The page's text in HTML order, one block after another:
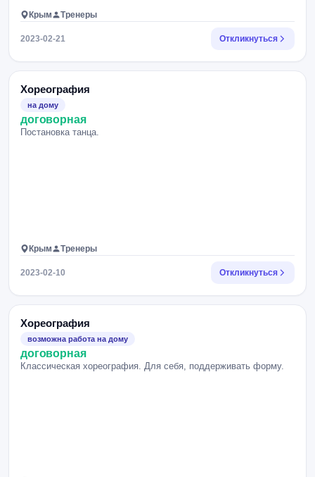
Крым Тренеры
2023-02-21 Откликнуться
Хореография
на дому
договорная
Постановка танца.
Крым Тренеры
2023-02-10 Откликнуться
Хореография
возможна работа на дому
договорная
Классическая хореография. Для себя, поддерживать форму.